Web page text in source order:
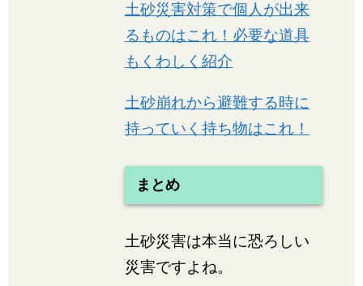
土砂災害対策で個人が出来
るものはこれ！必要な道具
もくわしく紹介
土砂崩れから避難する時に
持っていく持ち物はこれ！
まとめ
土砂災害は本当に恐ろしい
災害ですよね。